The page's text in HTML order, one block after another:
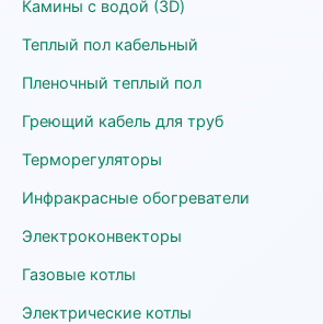
Камины с водой (3D)
Теплый пол кабельный
Пленочный теплый пол
Греющий кабель для труб
Терморегуляторы
Инфракрасные обогреватели
Электроконвекторы
Газовые котлы
Электрические котлы